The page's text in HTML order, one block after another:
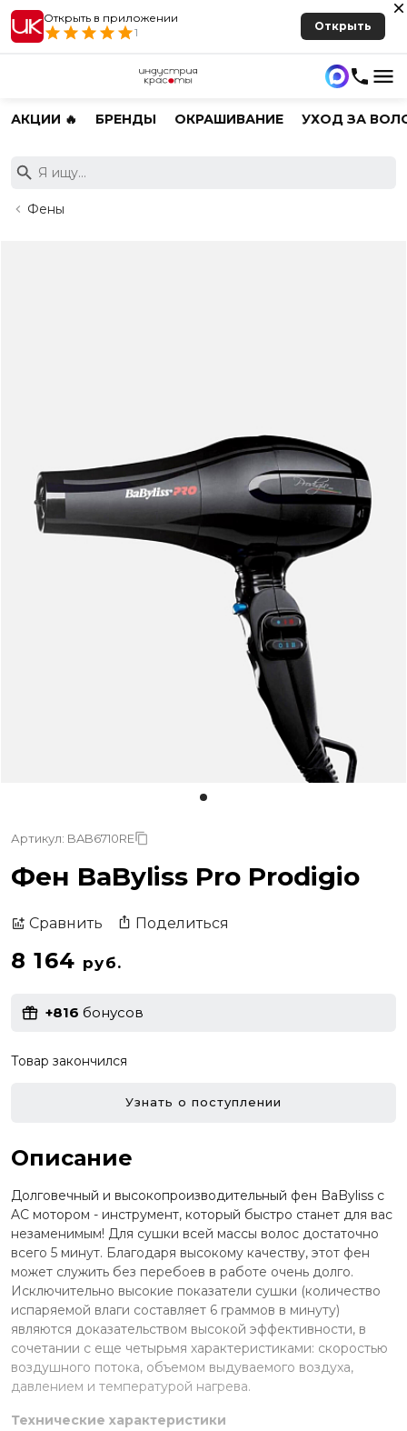
Открыть в приложении
1
Открыть
АКЦИИ 🔥 БРЕНДЫ ОКРАШИВАНИЕ УХОД ЗА
Фены
Артикул: BAB6710RE
Фен BaByliss Pro Prodigio
Сравнить Поделиться
8 164 руб.
+816 бонусов
Товар закончился
Узнать о поступлении
Описание
Долговечный и высокопроизводительный фен BaByliss с
AC мотором - инструмент, который быстро станет для вас
незаменимым! Для сушки всей массы волос достаточно
всего 5 минут. Благодаря высокому качеству, этот фен
может служить без перебоев в работе очень долго.
Исключительно высокие показатели сушки (количество
испаряемой влаги составляет 6 граммов в минуту)
являются доказательством высокой эффективности, в
сочетании с еще четырьмя характеристиками: скоростью
воздушного потока, объемом выдуваемого воздуха,
давлением и температурой нагрева.
Технические характеристики